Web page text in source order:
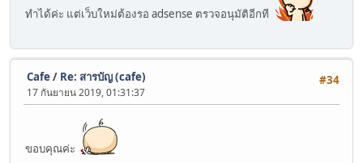
ทำได้ค่ะ แต่เว็บใหม่ต้องรอ adsense ตรวจอนุมัติอีกที
#34
Cafe/ Re: สารบัญ (cafe)
17 กันยายน 2019, 01:31:37
ขอบคุณค่ะ